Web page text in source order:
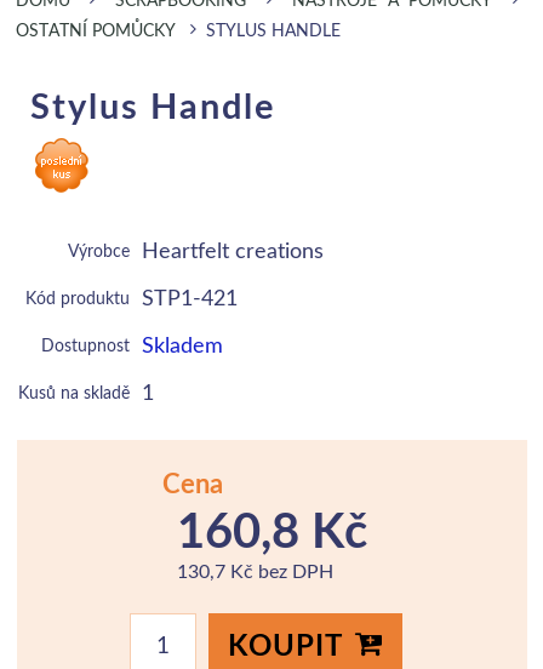
OSTATNÍ POMŮCKY
STYLUS HANDLE
Stylus Handle
Výrobce Heartfelt creations
Kód produktu STP1-421
Dostupnost Skladem
Kusů na skladě 1
Cena
160,8 Kč
130,7 Kč bez DPH
KOUPIT